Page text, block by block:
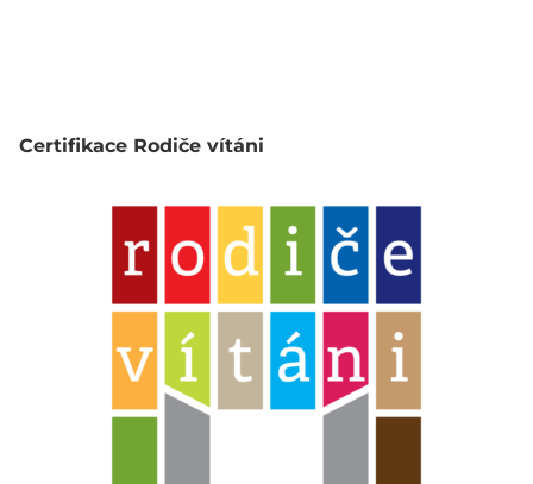
Certifikace Rodiče vítáni